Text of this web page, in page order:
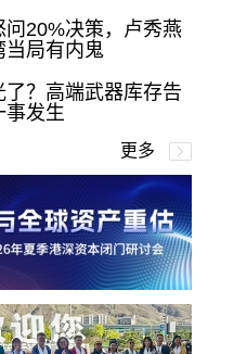
20%决策，卢秀燕
当局有内鬼
？高端武器库存告
事发生
更多